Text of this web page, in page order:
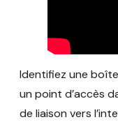
Identifiez une
un point d’accès
de liaison vers